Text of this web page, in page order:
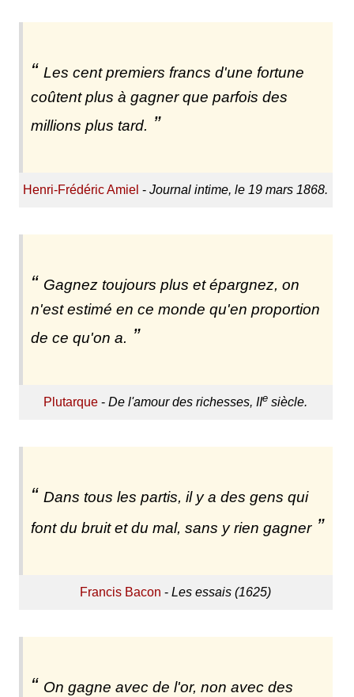
Les cent premiers francs d'une fortune
coûtent plus à gagner que parfois des
millions plus tard.
Henri-Frédéric Amiel -Journal intime, le 19 mars 1868.
Gagnez toujours plus et épargnez, on
n'est estimé en ce monde qu'en proportion
de ce qu'on a.
Plutarque -De l'amour des richesses, IIe siècle.
Dans tous les partis, il y a des gens qui
font du bruit et du mal, sans y rien gagner
Francis Bacon -Les essais (1625)
On gagne avec de l'or, non avec des